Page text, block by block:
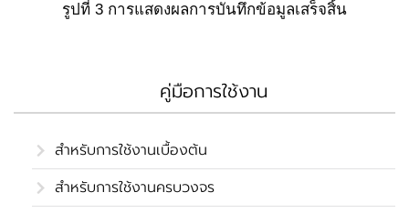
รูปที่ 3 การแสดงผลการบันทึกข้อมูลเสร็จสิ้น
คู่มือการใช้งาน
สำหรับการใช้งานเบื้องต้น
สำหรับการใช้งานครบวงจร